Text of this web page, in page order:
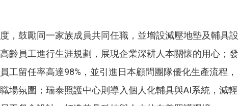
，鼓勵同一家族成員共同任職，並增設減壓地墊及輔具設
齡員工進行生涯規劃，展現企業深耕人本關懷的用心；發
工留任率高達98%，並引進日本顧問團隊優化生產流程，
場氛圍；瑞泰照護中心則導入個人化輔具與AI系統，減輕